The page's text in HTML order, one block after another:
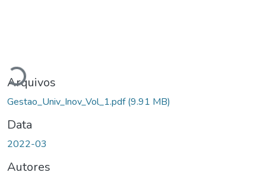
Arquivos
Gestao_Univ_Inov_Vol_1.pdf(9.91 MB)
Data
2022-03
Autores